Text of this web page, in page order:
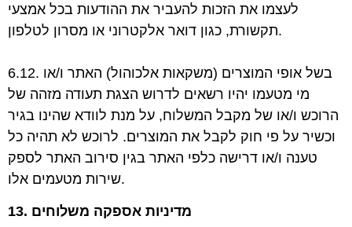
לעצמו את הזכות להעביר את ההודעות בכל אמצעי
תקשורת, כגון דואר אלקטרוני או מסרון לטלפון.
6.12. בשל אופי המוצרים (משקאות אלכוהול) האתר ו/או
מי מטעמו יהיו רשאים לדרוש הצגת תעודה מזהה של
הרוכש ו/או של מקבל המשלוח, על מנת לוודא שהינו בגיר
וכשיר על פי חוק לקבל את המוצרים. לרוכש לא תהיה כל
טענה ו/או דרישה כלפי האתר בגין סירוב האתר לספק
שירותמטעמים אלו.